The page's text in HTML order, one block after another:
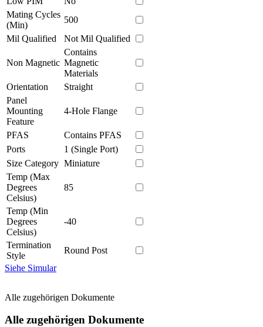
Mating Cycles
(Min)
500
Mil Qualified
Not Mil Qualified
Non Magnetic
Contains
Magnetic
Materials
Orientation
Straight
Panel
Mounting
Feature
4-Hole Flange
PFAS
Contains PFAS
Ports
1 (Single Port)
Size Category Miniature
Temp (Max
Degrees
Celsius)
85
Temp (Min
Degrees
Celsius)
-40
Termination
Style
Round Post
Siehe Simular
Alle zugehörigen Dokumente
Alle zugehörigen Dokumente